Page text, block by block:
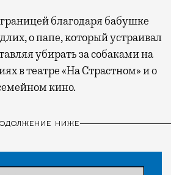
о папе, который устраивал
убирать за собаками на
в театре «На Страстном» и о
кино.
НИЖЕ